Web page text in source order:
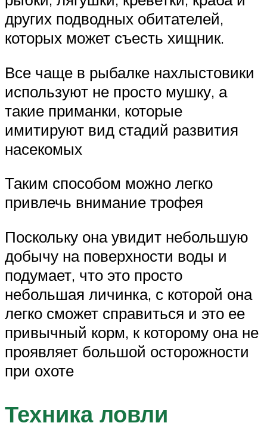
других подводных обитателей,
которых может съесть хищник.
Все чаще в рыбалке нахлыстовики
используют не просто мушку, а
такие приманки, которые
имитируют вид стадий развития
насекомых
Таким способом можно легко
привлечь внимание трофея
Поскольку она увидит небольшую
добычу на поверхности воды и
подумает, что это просто
небольшая личинка, с которой она
легко сможет справиться и это ее
привычный корм, к которому она не
проявляет большой осторожности
при охоте
Техника ловли